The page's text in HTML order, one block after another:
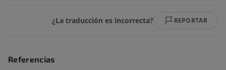
¿La traducción es incorrecta? REPORTAR
Referencias